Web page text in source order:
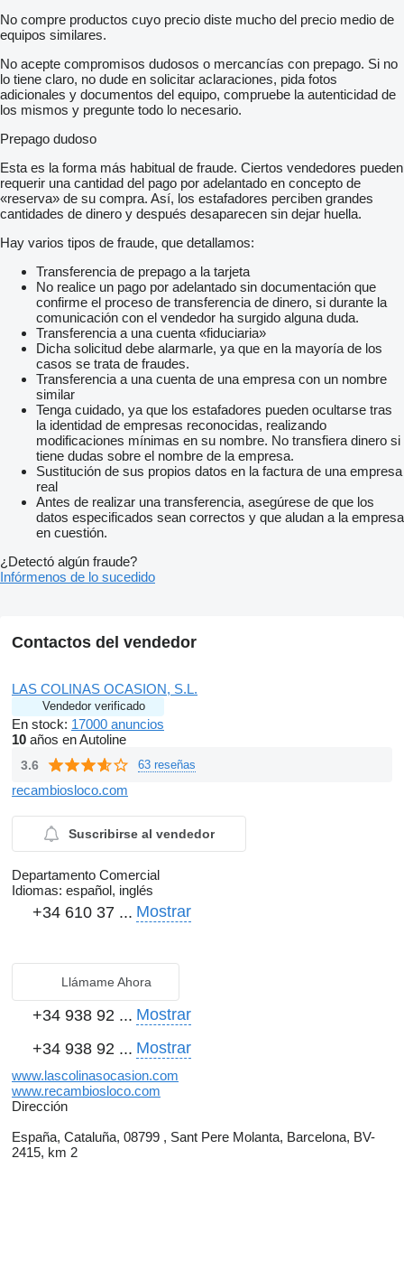
No compre productos cuyo precio diste mucho del precio medio de
equipos similares.
No acepte compromisos dudosos o mercancías con prepago. Si no
lo tiene claro, no dude en solicitar aclaraciones, pida fotos
adicionales y documentos del equipo, compruebe la autenticidad de
los mismos y pregunte todo lo necesario.
Prepago dudoso
Esta es la forma más habitual de fraude. Ciertos vendedores pueden
requerir una cantidad del pago por adelantado en concepto de
«reserva» de su compra. Así, los estafadores perciben grandes
cantidades de dinero y después desaparecen sin dejar huella.
Hay varios tipos de fraude, que detallamos:
Transferencia de prepago a la tarjeta
No realice un pago por adelantado sin documentación que
confirme el proceso de transferencia de dinero, si durante la
comunicación con el vendedor ha surgido alguna duda.
Transferencia a una cuenta «fiduciaria»
Dicha solicitud debe alarmarle, ya que en la mayoría de los
casos se trata de fraudes.
Transferencia a una cuenta de una empresa con un nombre
similar
Tenga cuidado, ya que los estafadores pueden ocultarse tras
la identidad de empresas reconocidas, realizando
modificaciones mínimas en su nombre. No transfiera dinero si
tiene dudas sobre el nombre de la empresa.
Sustitución de sus propios datos en la factura de una empresa
real
Antes de realizar una transferencia, asegúrese de que los
datos especificados sean correctos y que aludan a la empresa
en cuestión.
¿Detectó algún fraude?
Infórmenos de lo sucedido
Contactos del vendedor
LAS COLINAS OCASION, S.L.
Vendedor verificado
En stock: 17000 anuncios
10 años en Autoline
3.6 63 reseñas
recambiosloco.com
Suscribirse al vendedor
Departamento Comercial
Idiomas: español, inglés
+34 610 37 ... Mostrar
Llámame Ahora
+34 938 92 ... Mostrar
+34 938 92 ... Mostrar
www.lascolinasocasion.com
www.recambiosloco.com
Dirección
España, Cataluña, 08799 , Sant Pere Molanta, Barcelona, BV-
2415, km 2